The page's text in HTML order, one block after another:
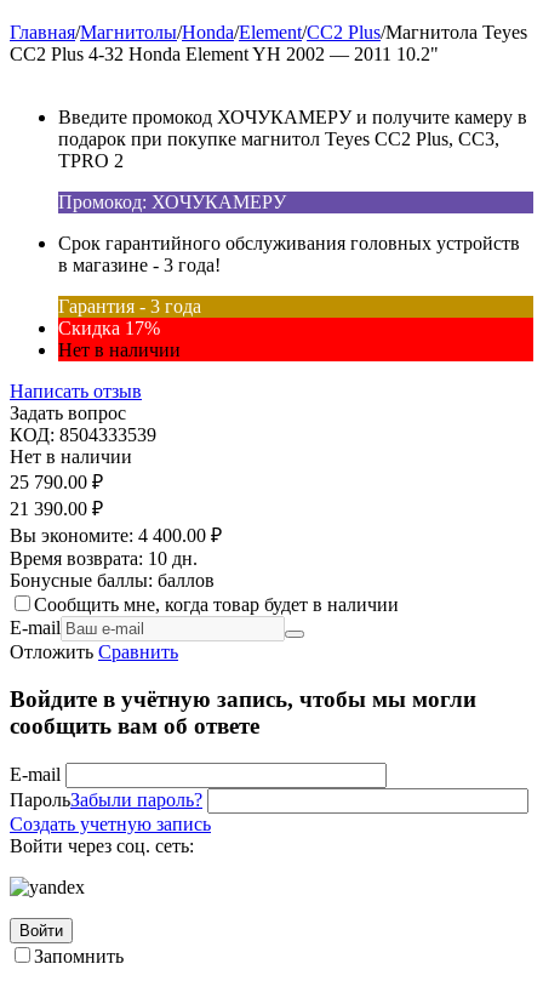
Главная/Магнитолы/Honda/Element/CC2 Plus/Магнитола Teyes
CC2 Plus 4-32 Honda Element YH 2002 — 2011 10.2"
Введите промокод ХОЧУКАМЕРУ и получите камеру в
подарок при покупке магнитол Teyes CC2 Plus, CC3,
TPRO 2
Промокод: ХОЧУКАМЕРУ
Срок гарантийного обслуживания головных устройств
в магазине - 3 года!
Гарантия - 3 года
Скидка 17%
Нет в наличии
Написать отзыв
Задать вопрос
КОД: 8504333539
Нет в наличии
25 790.00 ₽
21 390.00 ₽
Вы экономите: 4 400.00 ₽
Время возврата: 10 дн.
Бонусные баллы: баллов
Сообщить мне, когда товар будет в наличии
E-mail
Отложить Сравнить
Войдите в учётную запись, чтобы мы могли
сообщить вам об ответе
E-mail
ПарольЗабыли пароль?
Создать учетную запись
Войти через соц. сеть:
Войти
Запомнить